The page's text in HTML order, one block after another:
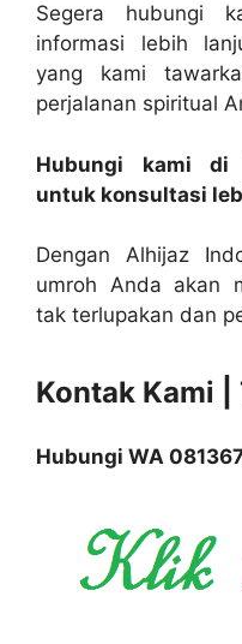
Segera hubungi
informasi lebih
yang kami
perjalanan spiritual
Hubungi kami di
untuk konsultasi
Dengan Alhijaz
umroh Anda akan
tak terlupakan dan
Kontak Kami |
Hubungi WA